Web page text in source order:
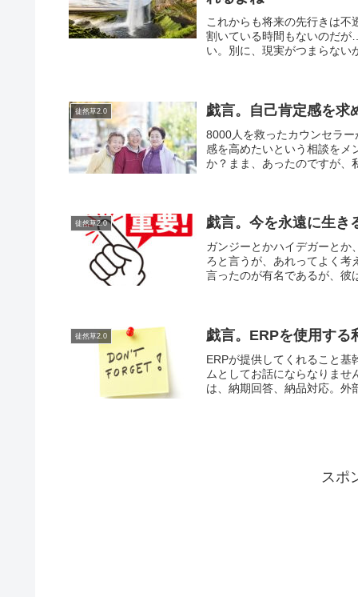
これからも将来の先行きは不
割いている時間もないのだ
い。別に、現実がつまらない
徒然草2.0 戯言。自己肯定感を求
8000人を救ったカウンセラ
感を高めたいという相談をメ
か？まま、あったのですが、
徒然草2.0 戯言。今を永遠に生き
ガンジーとかハイデガーとか
ろと言うが、あれってよく考
言ったのが有名であるが、彼
徒然草2.0 戯言。ERPを使用する
ERPが提供してくれること
ムとしてお話にならなりま
は、納期回答、納品対応。外
スポ